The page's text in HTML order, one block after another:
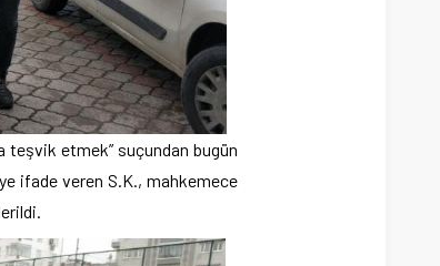
etmek” suçundan bugün
ifade veren S.K., mahkemece